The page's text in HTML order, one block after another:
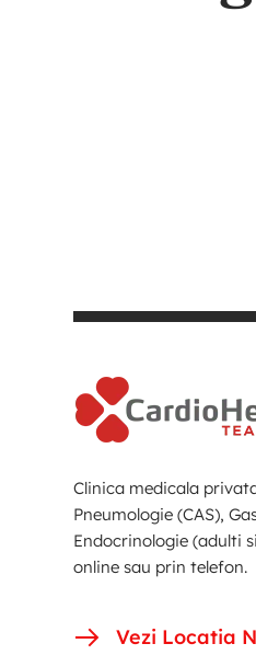
Clinica medicala
Pneumologie (CAS),
Endocrinologie (adulti
online sau prin telefon.
Vezi Locatia